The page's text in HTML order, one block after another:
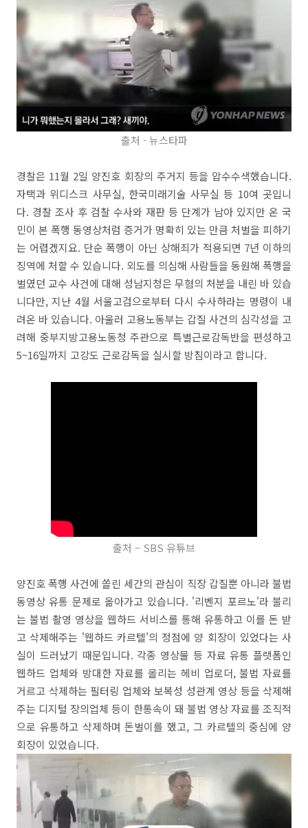
출처 - 뉴스타파
경찰은 11월 2일 양진호 회장의 주거지 등을 압수수색했습니다.
자택과 위디스크 사무실, 한국미래기술 사무실 등 10여 곳입니
다. 경찰 조사 후 검찰 수사와 재판 등 단계가 남아 있지만 온 국
민이 본 폭행 동영상처럼 증거가 명확히 있는 만큼 처벌을 피하기
는 어렵겠지요. 단순 폭행이 아닌 상해죄가 적용되면 7년 이하의
징역에 처할 수 있습니다. 외도를 의심해 사람들을 동원해 폭행을
벌였던 교수 사건에 대해 성남지청은 무혐의 처분을 내린 바 있습
니다만, 지난 4월 서울고검으로부터 다시 수사하라는 명령이 내
려온 바 있습니다. 아울러 고용노동부는 갑질 사건의 심각성을 고
려해 중부지방고용노동청 주관으로 특별근로감독반을 편성하고
5~16일까지 고강도 근로감독을 실시할 방침이라고 합니다.
출처 – SBS 유튜브
양진호 폭행 사건에 쏠린 세간의 관심이 직장 갑질뿐 아니라 불법
동영상 유통 문제로 옮아가고 있습니다. '리벤지 포르노'라 불리
는 불법 촬영 영상을 웹하드 서비스를 통해 유통하고 이를 돈 받
고 삭제해주는 '웹하드 카르텔'의 정점에 양 회장이 있었다는 사
실이 드러났기 때문입니다. 각종 영상물 등 자료 유통 플랫폼인
웹하드 업체와 방대한 자료를 올리는 헤비 업로더, 불법 자료를
거르고 삭제하는 필터링 업체와 보복성 성관계 영상 등을 삭제해
주는 디지털 장의업체 등이 한통속이 돼 불법 영상 자료를 조직적
으로 유통하고 삭제하며 돈벌이를 했고, 그 카르텔의 중심에 양
회장이 있었습니다.